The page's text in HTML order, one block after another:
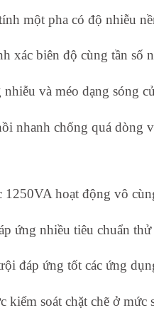
một pha có độ nhiễu
xác biên độ cùng tần số
và méo dạng sóng
nhanh chống quá dòng
1250VA hoạt động vô
ứng nhiều tiêu chuẩn
đáp ứng tốt các ứng
soát chặt chẽ ở mức